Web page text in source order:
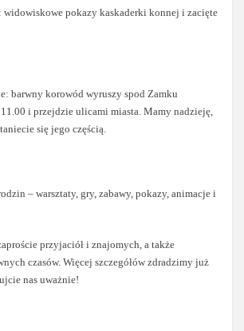
widowiskowe pokazy kaskaderki konnej i zacięte
barwny korowód wyruszy spod Zamku
i przejdzie ulicami miasta. Mamy nadzieję,
się jego częścią.
– warsztaty, gry, zabawy, pokazy, animacje i
przyjaciół i znajomych, a także
czasów. Więcej szczegółów zdradzimy już
nas uważnie!